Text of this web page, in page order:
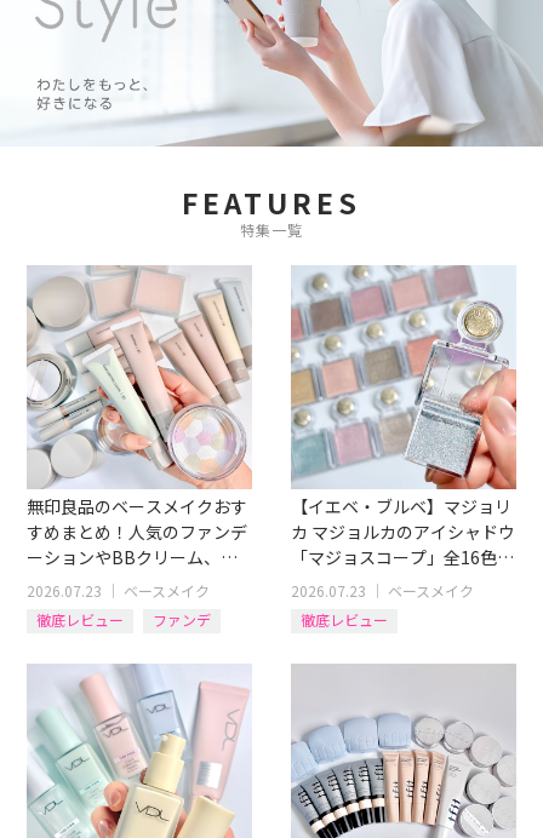
FEATURES
特集一覧
無印良品のベースメイクおす
すめまとめ！人気のファンデ
ーションやBBクリーム、コ
ンシーラーも
2026.07.23 ｜ ベースメイク
徹底レビュー
ファンデ
BBクリーム
【イエベ・ブルベ】マジョリ
カ マジョルカのアイシャドウ
「マジョスコープ」全16色ス
ウォッチつきレビュー
2026.07.23 ｜ ベースメイク
徹底レビュー